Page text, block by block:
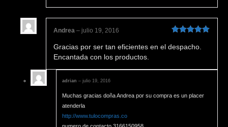
5de 5
Andrea – julio 19, 2016
Gracias por ser tan eficientes en el despacho.
Encantada con los productos.
adrian – julio 19, 2016
Muchas gracias doña Andrea por su compra es un placer
atenderla
http://www.tulocompras.co